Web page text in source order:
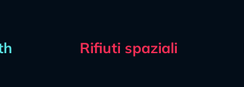
Rifiuti spaziali